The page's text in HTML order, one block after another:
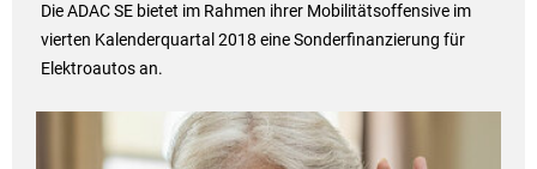
Die ADAC SE bietet im Rahmen ihrer Mobilitätsoffensive im
vierten Kalenderquartal 2018 eine Sonderfinanzierung für
Elektroautos an.